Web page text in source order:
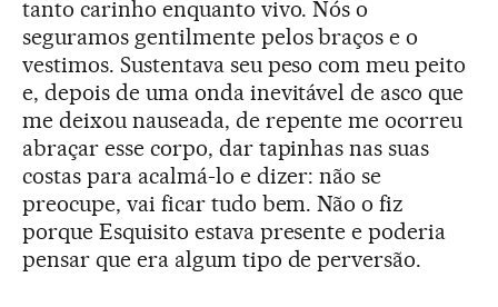
tanto carinho enquanto vivo. Nós o
seguramos gentilmente pelos braços e o
vestimos. Sustentava seu peso com meu peito
e, depois de uma onda inevitável de asco que
me deixou nauseada, de repente me ocorreu
abraçar esse corpo, dar tapinhas nas suas
costas para acalmá-lo e dizer: não se
preocupe, vai ficar tudo bem. Não o fiz
porque Esquisito estava presente e poderia
pensar que era algum tipo de perversão.